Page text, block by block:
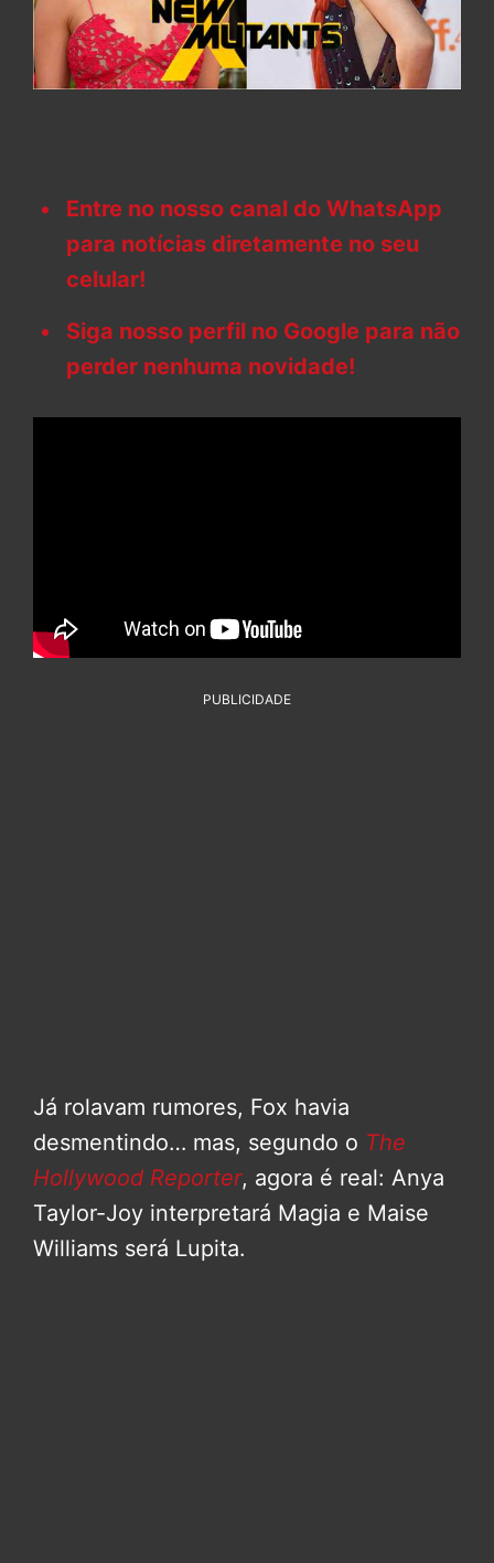
Entre no nosso canal do WhatsApp
para notícias diretamente no seu
celular!
Siga nosso perfil no Google para não
perder nenhuma novidade!
PUBLICIDADE
Já rolavam rumores, Fox havia
desmentindo… mas, segundo o The
Hollywood Reporter, agora é real: Anya
Taylor-Joy interpretará Magia e Maise
Williams será Lupita.